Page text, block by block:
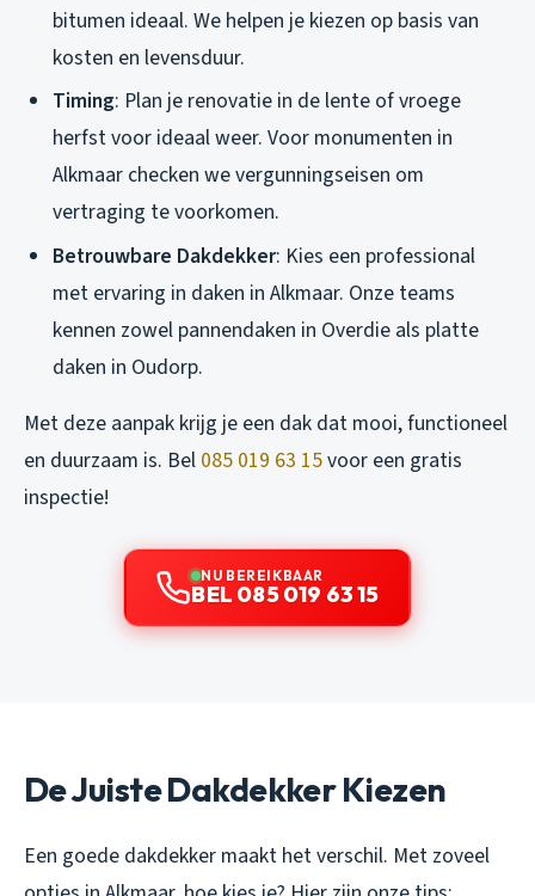
bitumen ideaal. We helpen je kiezen op basis van
kosten en levensduur.
Timing: Plan je renovatie in de lente of vroege
herfst voor ideaal weer. Voor monumenten in
Alkmaar checken we vergunningseisen om
vertraging te voorkomen.
Betrouwbare Dakdekker: Kies een professional
met ervaring in daken in Alkmaar. Onze teams
kennen zowel pannendaken in Overdie als platte
daken in Oudorp.
Met deze aanpak krijg je een dak dat mooi, functioneel
en duurzaam is. Bel 085 019 63 15voor een gratis
inspectie!
NU BEREIKBAAR
BEL 085 019 63 15
De Juiste Dakdekker Kiezen
Een goede dakdekker maakt het verschil. Met zoveel